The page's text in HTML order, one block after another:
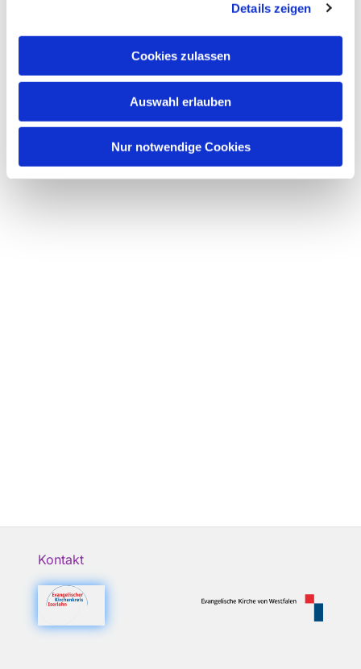
Details zeigen
Cookies zulassen
Auswahl erlauben
Nur notwendige Cookies
Dies könnte Sie auch
interessieren
Kontakt